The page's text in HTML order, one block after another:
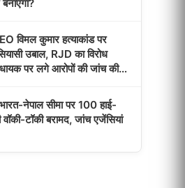
विमल कुमार हत्याकांड पर
उबाल, RJD का विरोध
पर लगे आरोपों की जांच की
नेपाल सीमा पर 100 हाई-
वॉकी-टॉकी बरामद, जांच एजेंसियां